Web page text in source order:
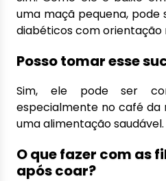
uma maçã pequena, pode
diabéticos com orientação
Posso tomar esse
Sim, ele pode ser
especialmente no café
uma alimentação saudável.
O que fazer com as
após coar?